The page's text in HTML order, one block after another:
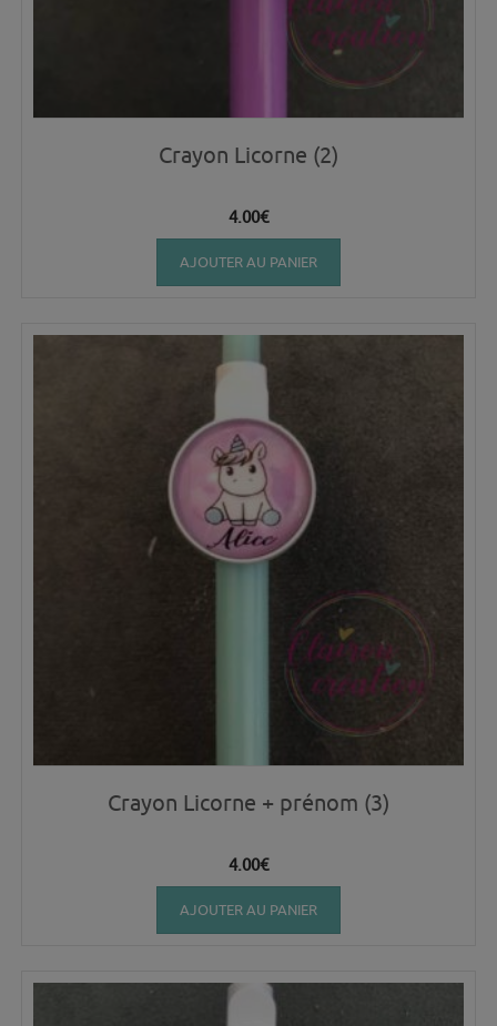
Crayon Licorne (2)
4.00€
AJOUTER AU PANIER
Crayon Licorne + prénom (3)
4.00€
AJOUTER AU PANIER